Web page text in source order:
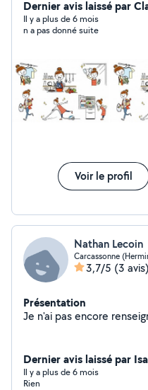
Dernier avis laissé par
Il y a plus de 6 mois
n a pas donné suite
Voir le profil
Nathan Lecoin
Carcassonne
3,7/5 (3 avis)
Présentation
Dernier avis laissé par
Il y a plus de 6 mois
Rien